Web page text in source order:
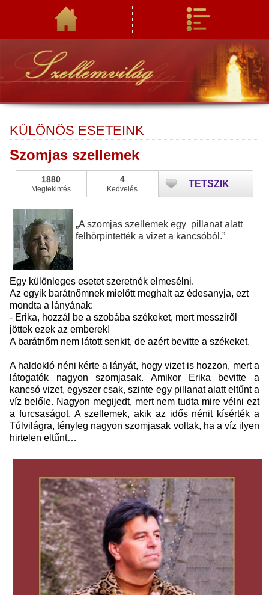
KÜLÖNÖS ESETEINK
Szomjas szellemek
1880
Megtekintés
4
Kedvelés TETSZIK
„A szomjas szellemek egy pillanat alatt
felhörpintették a vizet a kancsóból.”
Egy különleges esetet szeretnék elmesélni.
Az egyik barátnőmnek mielőtt meghalt az édesanyja, ezt
mondta a lányának:
- Erika, hozzál be a szobába székeket, mert messziről
jöttek ezek az emberek!
A barátnőm nem látott senkit, de azért bevitte a székeket.
A haldokló néni kérte a lányát, hogy vizet is hozzon, mert a
látogatók nagyon szomjasak. Amikor Erika bevitte a
kancsó vizet, egyszer csak, szinte egy pillanat alatt eltűnt a
víz belőle. Nagyon megijedt, mert nem tudta mire vélni ezt
a furcsaságot. A szellemek, akik az idős nénit kísérték a
Túlvilágra, tényleg nagyon szomjasak voltak, ha a víz ilyen
hirtelen eltűnt…